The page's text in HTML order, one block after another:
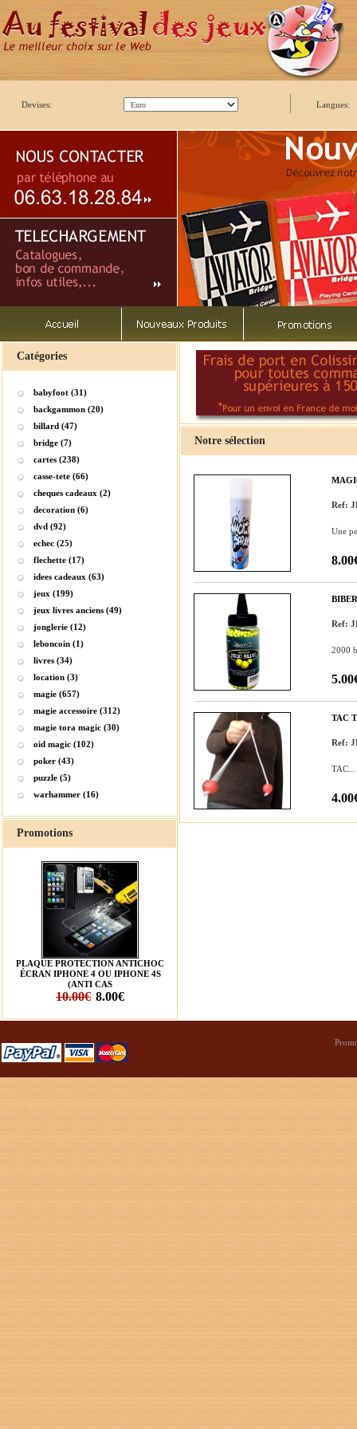
Devises: Langues:
Catégories
babyfoot (31)
backgammon (20)
billard (47)
bridge (7)
cartes (238)
casse-tete (66)
cheques cadeaux (2)
decoration (6)
dvd (92)
echec (25)
flechette (17)
idees cadeaux (63)
jeux (199)
jeux livres anciens (49)
jonglerie (12)
leboncoin (1)
livres (34)
location (3)
magie (657)
magie accessoire (312)
magie tora magic (30)
oid magic (102)
poker (43)
puzzle (5)
warhammer (16)
Promotions
PLAQUE PROTECTION ANTICHOC
ÉCRAN IPHONE 4 OU IPHONE 4S
(ANTI CAS
10.00€ 8.00€
Notre sélection
Ref:
Une
Ref:
2000
TAC
Ref:
TAC...